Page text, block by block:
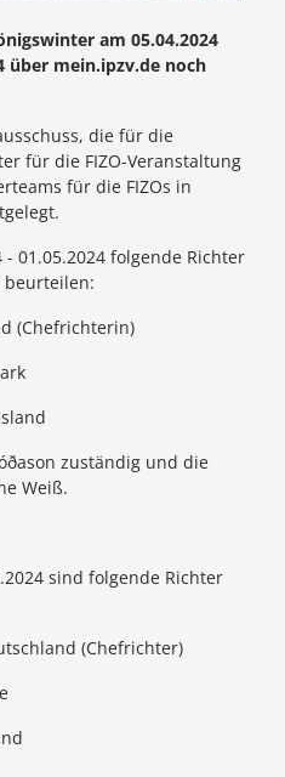
am 05.04.2024
über mein.ipzv.de noch
die für die
für die FIZO-Veranstaltung
für die FIZOs in
01.05.2024 folgende Richter
beurteilen:
(Chefrichterin)
zuständig und die
Weiß.
sind folgende Richter
(Chefrichter)